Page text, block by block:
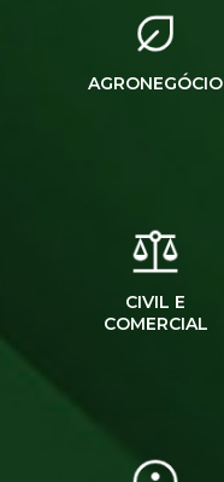
AGRONEGÓCIO
CIVIL E
COMERCIAL